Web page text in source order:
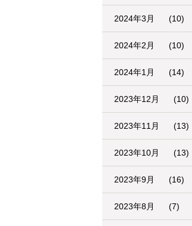
2024年3月 (10)
2024年2月 (10)
2024年1月 (14)
2023年12月 (10)
2023年11月 (13)
2023年10月 (13)
2023年9月 (16)
2023年8月 (7)